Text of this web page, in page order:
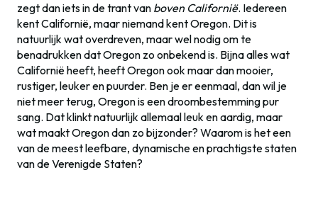
zegt dan iets in de trant van boven Californië. Iedereen
kent Californië, maar niemand kent Oregon. Dit is
natuurlijk wat overdreven, maar wel nodig om te
benadrukken dat Oregon zo onbekend is. Bijna alles wat
Californië heeft, heeft Oregon ook maar dan mooier,
rustiger, leuker en puurder. Ben je er eenmaal, dan wil je
niet meer terug, Oregon is een droombestemming pur
sang. Dat klinkt natuurlijk allemaal leuk en aardig, maar
wat maakt Oregon dan zo bijzonder? Waarom is het een
van de meest leefbare, dynamische en prachtigste staten
van de Verenigde Staten?